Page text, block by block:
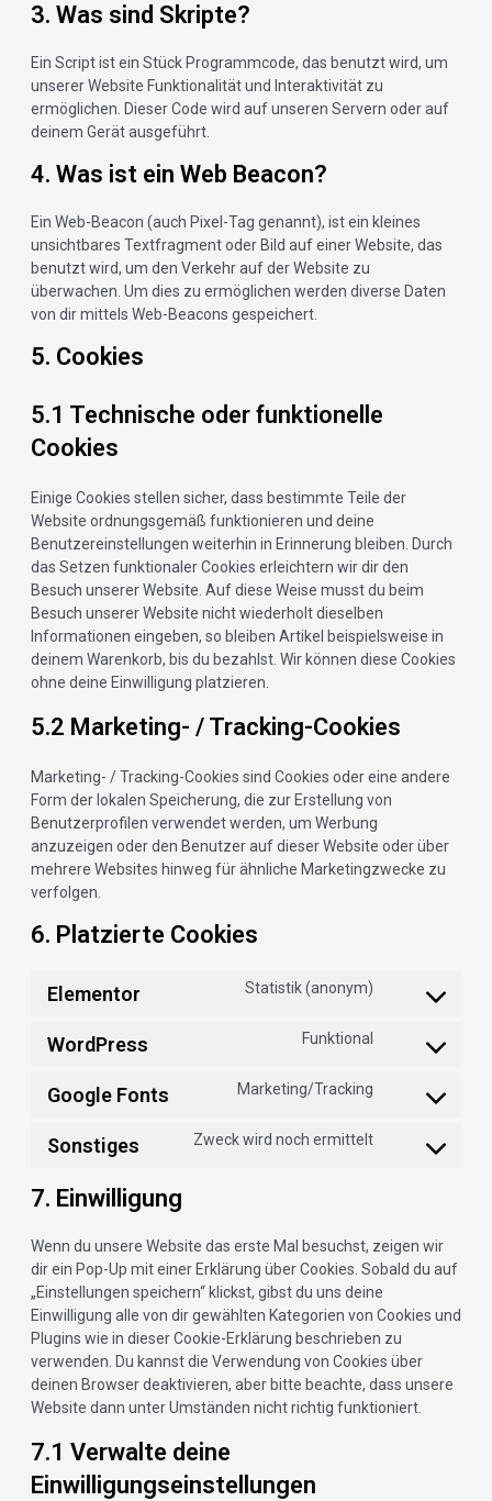
3. Was sind Skripte?
Ein Script ist ein Stück Programmcode, das benutzt wird, um
unserer Website Funktionalität und Interaktivität zu
ermöglichen. Dieser Code wird auf unseren Servern oder auf
deinem Gerät ausgeführt.
4. Was ist ein Web Beacon?
Ein Web-Beacon (auch Pixel-Tag genannt), ist ein kleines
unsichtbares Textfragment oder Bild auf einer Website, das
benutzt wird, um den Verkehr auf der Website zu
überwachen. Um dies zu ermöglichen werden diverse Daten
von dir mittels Web-Beacons gespeichert.
5. Cookies
5.1 Technische oder funktionelle
Cookies
Einige Cookies stellen sicher, dass bestimmte Teile der
Website ordnungsgemäß funktionieren und deine
Benutzereinstellungen weiterhin in Erinnerung bleiben. Durch
das Setzen funktionaler Cookies erleichtern wir dir den
Besuch unserer Website. Auf diese Weise musst du beim
Besuch unserer Website nicht wiederholt dieselben
Informationen eingeben, so bleiben Artikel beispielsweise in
deinem Warenkorb, bis du bezahlst. Wir können diese Cookies
ohne deine Einwilligung platzieren.
5.2 Marketing- / Tracking-Cookies
Marketing- / Tracking-Cookies sind Cookies oder eine andere
Form der lokalen Speicherung, die zur Erstellung von
Benutzerprofilen verwendet werden, um Werbung
anzuzeigen oder den Benutzer auf dieser Website oder über
mehrere Websites hinweg für ähnliche Marketingzwecke zu
verfolgen.
6. Platzierte Cookies
Elementor Statistik (anonym)
WordPress Funktional
Google Fonts Marketing/Tracking
Sonstiges Zweck wird noch ermittelt
7. Einwilligung
Wenn du unsere Website das erste Mal besuchst, zeigen wir
dir ein Pop-Up mit einer Erklärung über Cookies. Sobald du auf
„Einstellungen speichern“ klickst, gibst du uns deine
Einwilligung alle von dir gewählten Kategorien von Cookies und
Plugins wie in dieser Cookie-Erklärung beschrieben zu
verwenden. Du kannst die Verwendung von Cookies über
deinen Browser deaktivieren, aber bitte beachte, dass unsere
Website dann unter Umständen nicht richtig funktioniert.
7.1 Verwalte deine
Einwilligungseinstellungen